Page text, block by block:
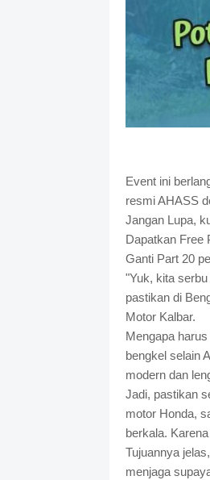
Event ini
resmi AHASS
Jangan Lupa,
Dapatkan Free
Ganti Part 20
"Yuk, kita
pastikan di
Motor Kalbar.
Mengapa
bengkel selain
modern dan
Jadi, pastikan
motor Honda,
berkala.
Tujuannya
menjaga